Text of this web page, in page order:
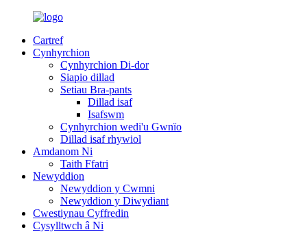
Cartref
Cynhyrchion
Cynhyrchion Di-dor
Siapio dillad
Setiau Bra-pants
Dillad isaf
Isafswm
Cynhyrchion wedi'u Gwnïo
Dillad isaf rhywiol
Amdanom Ni
Taith Ffatri
Newyddion
Newyddion y Cwmni
Newyddion y Diwydiant
Cwestiynau Cyffredin
Cysylltwch â Ni